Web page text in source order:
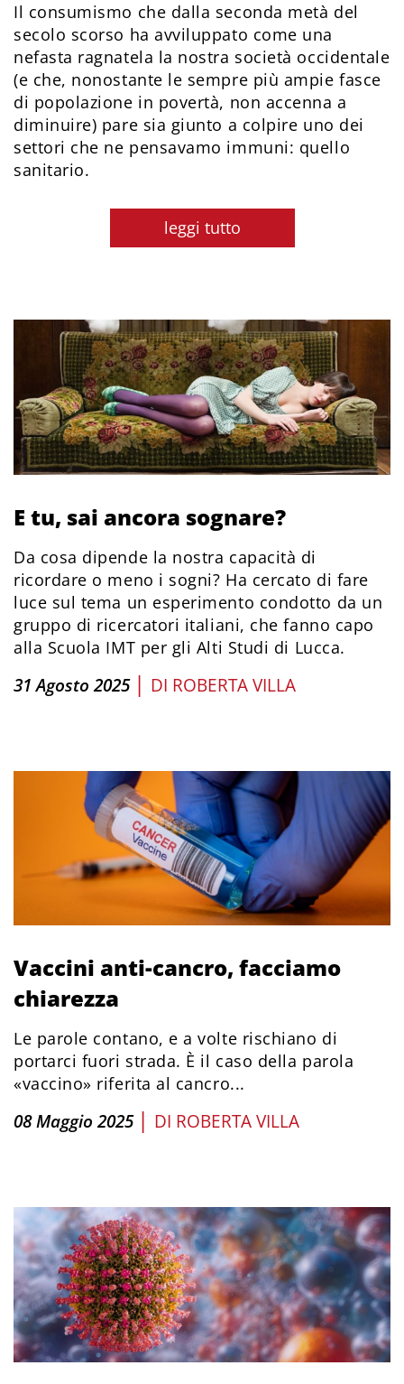
Il consumismo che dalla seconda metà del
secolo scorso ha avviluppato come una
nefasta ragnatela la nostra società occidentale
(e che, nonostante le sempre più ampie fasce
di popolazione in povertà, non accenna a
diminuire) pare sia giunto a colpire uno dei
settori che ne pensavamo immuni: quello
sanitario.
leggi tutto
E tu, sai ancora sognare?
Da cosa dipende la nostra capacità di
ricordare o meno i sogni? Ha cercato di fare
luce sul tema un esperimento condotto da un
gruppo di ricercatori italiani, che fanno capo
alla Scuola IMT per gli Alti Studi di Lucca.
31 Agosto 2025 | DI ROBERTA VILLA
Vaccini anti-cancro, facciamo
chiarezza
Le parole contano, e a volte rischiano di
portarci fuori strada. È il caso della parola
«vaccino» riferita al cancro...
08 Maggio 2025 | DI ROBERTA VILLA